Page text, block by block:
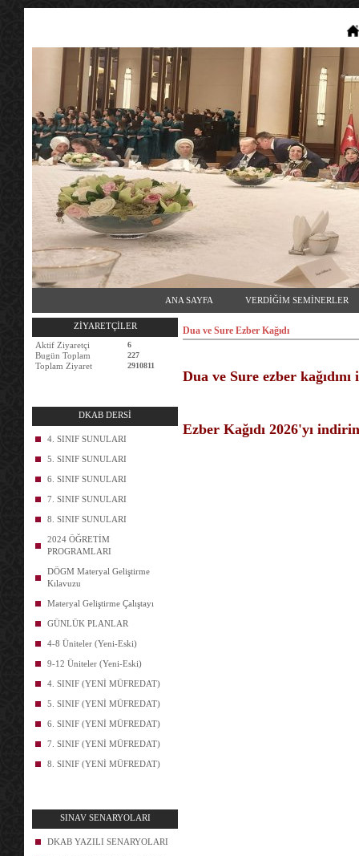
ANA SAYFA VERDİĞİM SEMİNERLER
ZİYARETÇİLER
Aktif Ziyaretçi
6
Bugün Toplam 227
Toplam Ziyaret 2910811
DKAB DERSİ
4. SINIF SUNULARI
5. SINIF SUNULARI
6. SINIF SUNULARI
7. SINIF SUNULARI
8. SINIF SUNULARI
2024 ÖĞRETİM
PROGRAMLARI
DÖGM Materyal Geliştirme
Kılavuzu
Materyal Geliştirme Çalıştayı
GÜNLÜK PLANLAR
4-8 Üniteler (Yeni-Eski)
9-12 Üniteler (Yeni-Eski)
4. SINIF (YENİ MÜFREDAT)
5. SINIF (YENİ MÜFREDAT)
6. SINIF (YENİ MÜFREDAT)
7. SINIF (YENİ MÜFREDAT)
8. SINIF (YENİ MÜFREDAT)
SINAV SENARYOLARI
DKAB YAZILI SENARYOLARI
Dua ve Sure Ezber Kağıdı
Dua ve Sure ezber
Ezber Kağıdı 2026'yı